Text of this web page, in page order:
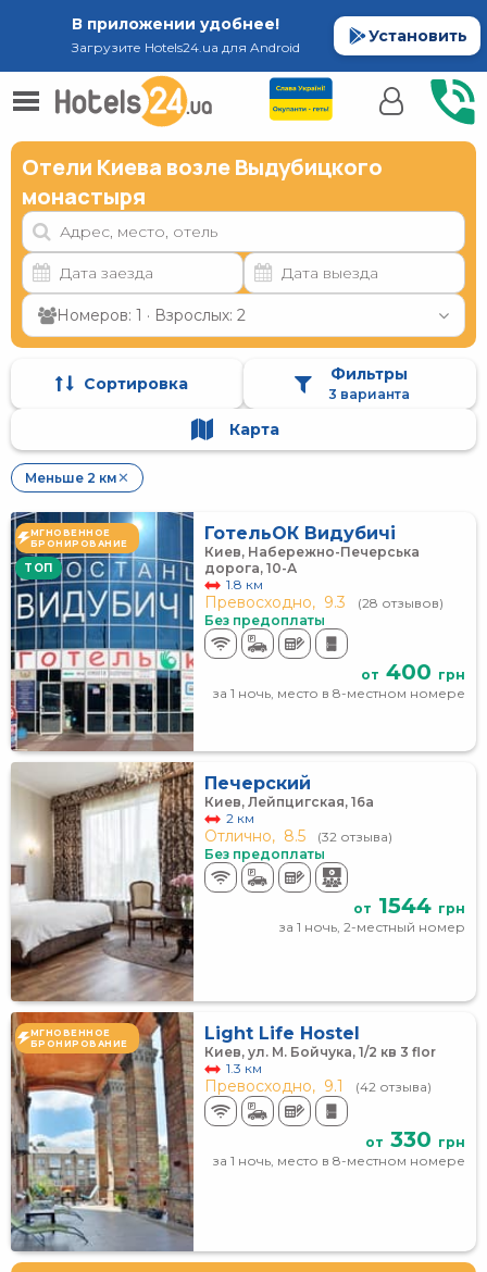
В приложении удобнее!
Загрузите Hotels24.ua для Android
Установить
Отели Киева возле Выдубицкого
монастыря
Номеров: 1 · Взрослых: 2
Сортировка Фильтры
3 варианта
Карта
Меньше 2 км ✕
МГНОВЕННОЕ
БРОНИРОВАНИЕ
TOП
ГотельОК Видубичі
Киев, Набережно-Печерська
дорога, 10-А
1.8 км
Превосходно, 9.3
(28 отзывов)
Без предоплаты
от 400 грн
за 1 ночь, место в 8-местном номере
Печерский
Киев, Лейпцигская, 16а
2 км
Отлично, 8.5
(32 отзыва)
Без предоплаты
от 1544 грн
за 1 ночь, 2-местный номер
МГНОВЕННОЕ
БРОНИРОВАНИЕ
Light Life Hostel
Киев, ул. М. Бойчука, 1/2 кв 3 flor
1.3 км
Превосходно, 9.1 (42 отзыва)
от 330 грн
за 1 ночь, место в 8-местном номере